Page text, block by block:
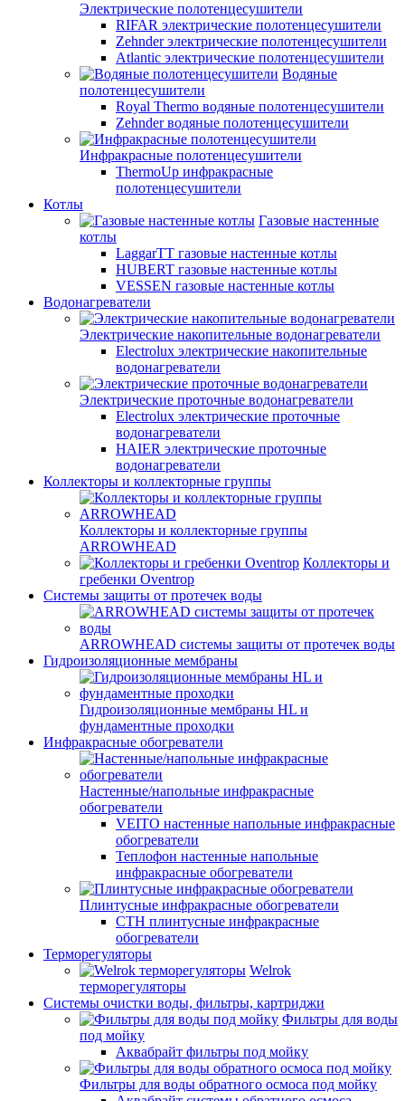
Электрические полотенцесушители
RIFAR электрические полотенцесушители
Zehnder электрические полотенцесушители
Atlantic электрические полотенцесушители
Водяные
полотенцесушители
Royal Thermo водяные полотенцесушители
Zehnder водяные полотенцесушители
Инфракрасные полотенцесушители
ThermoUp инфракрасные
полотенцесушители
Котлы
Газовые настенные
котлы
LaggarTT газовые настенные котлы
HUBERT газовые настенные котлы
VESSEN газовые настенные котлы
Водонагреватели
Электрические накопительные водонагреватели
Electrolux электрические накопительные
водонагреватели
Электрические проточные водонагреватели
Electrolux электрические проточные
водонагреватели
HAIER электрические проточные
водонагреватели
Коллекторы и коллекторные группы
Коллекторы и коллекторные группы
ARROWHEAD
Коллекторы и
гребенки Oventrop
Системы защиты от протечек воды
ARROWHEAD системы защиты от протечек воды
Гидроизоляционные мембраны
Гидроизоляционные мембраны HL и
фундаментные проходки
Инфракрасные обогреватели
Настенные/напольные инфракрасные
обогреватели
VEITO настенные напольные инфракрасные
обогреватели
Теплофон настенные напольные
инфракрасные обогреватели
Плинтусные инфракрасные обогреватели
СТН плинтусные инфракрасные
обогреватели
Терморегуляторы
Welrok
терморегуляторы
Системы очистки воды, фильтры, картриджи
Фильтры для воды
под мойку
Аквабрайт фильтры под мойку
Фильтры для воды обратного осмоса под мойку